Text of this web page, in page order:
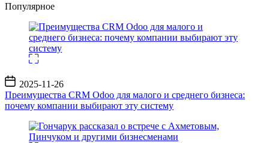
Популярное
Дата
записи
2025-11-26
Преимущества CRM Odoo для малого и среднего бизнеса:
почему компании выбирают эту систему